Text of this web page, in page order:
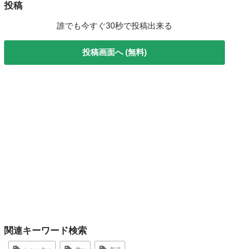
投稿
誰でも今すぐ30秒で投稿出来る
投稿画面へ (無料)
関連キーワード検索